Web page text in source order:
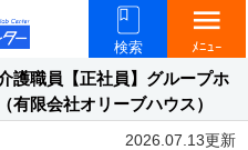
検索
menu
ﾒﾆｭｰ
護職員【正社員】グループホ
有限会社オリーブハウス）
2026.07.13更新